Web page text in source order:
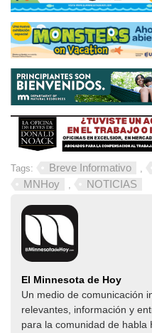
Tags: Breve Informativo ,
MNHoy , NOTICIAS
El Minnesota de Hoy
Un medio de comunicación
relevantes, información y
para la comunidad de habla